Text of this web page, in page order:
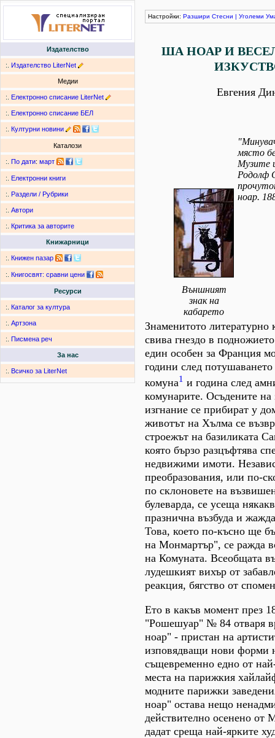
Издателство
:. Издателство LiterNet
Медии
:. Електронно списание LiterNet
:. Електронно списание БЕЛ
:. Културни новини
Каталози
:. По дати: март
:. Електронни книги
:. Раздели / Рубрики
:. Автори
:. Критика за авторите
Книжарници
:. Книжен пазар
:. Книгосвят: сравни цени
Ресурси
:. Каталог за култура
:. Артзона
:. Писмена реч
За нас
:. Всичко за LiterNet
Настройки: Разшири Стесни | Уголеми
ША НОАР И
Евгения
място
Музите
Родолф
ноар.
Външният
знак на
кабарето
Знаменитото
свива гнездо в
един особен за Франция
години след
комуна1 и година след
комунарите. Осъдените на
изгнание се прибират у
животът на Хълма се
строежът на базиликата
която бързо разцъфтява
недвижими имоти.
преобразования, или по-
по склоновете на
булеварда, се усеща
празнична възбуда и
Това, което по-късно ще
на Монмартър", се ражда
на Комуната. Всеобщата
лудешкият вихър от
реакция, бягство от
Ето в какъв момент през
"Рошешуар" № 84 отваря
ноар" - пристан на
изповядващи нови форми
същевременно едно от
места на парижкия
модните парижки
ноар" остава нещо
действително осенено от
дадат среща най-ярките